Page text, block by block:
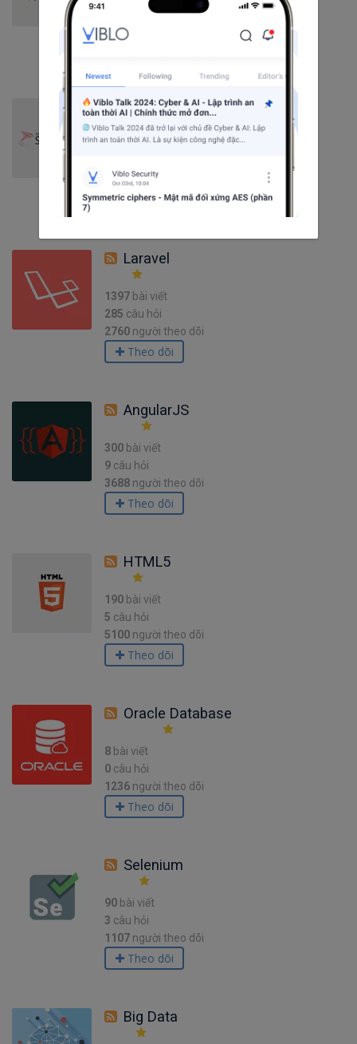
câu hỏi
3725
SQL
275bài viết
3722người theo dõi
Theo dõi
Laravel
1397 bài viết
285 câu hỏi
2760 người theo dõi
Theo dõi
AngularJS
300 bài viết
9 câu hỏi
3688 người theo dõi
Theo dõi
HTML5
190 bài viết
5 câu hỏi
5100 người theo dõi
Theo dõi
Oracle Database
8 bài viết
0 câu hỏi
1236 người theo dõi
Theo dõi
Selenium
90 bài viết
3 câu hỏi
1107 người theo dõi
Theo dõi
Big Data